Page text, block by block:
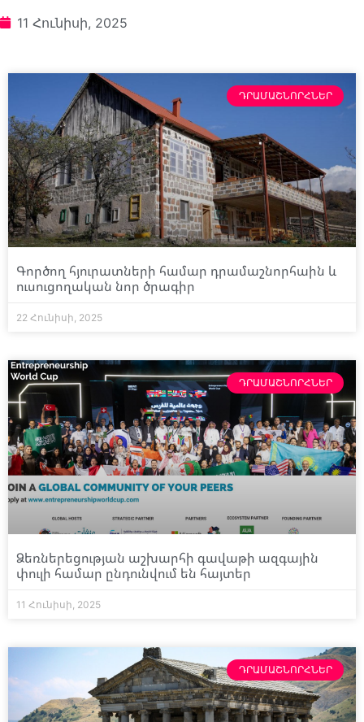
11 Հունիսի, 2025
ԴՐԱՄԱՇՆՈՐՀՆԵՐ
Գործող հյուրատների համար դրամաշնորհաին և
ուսուցողական նոր ծրագիր
22 Հունիսի, 2025
ԴՐԱՄԱՇՆՈՐՀՆԵՐ
Ձեռներեցության աշխարհի գավաթի ազգային
փուլի համար ընդունվում են հայտեր
11 Հունիսի, 2025
ԴՐԱՄԱՇՆՈՐՀՆԵՐ